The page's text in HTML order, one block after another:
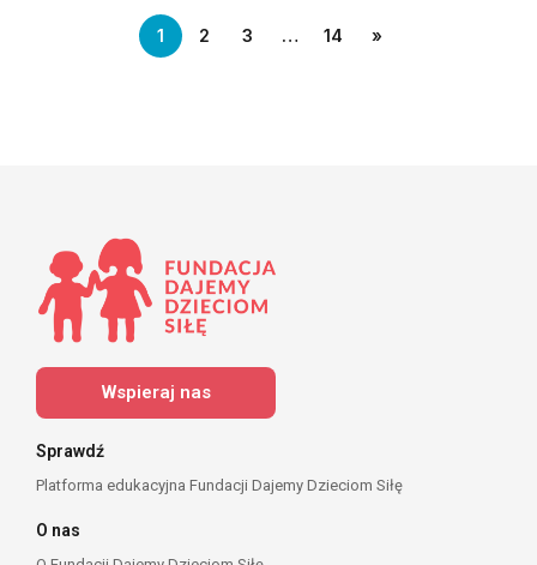
1 2 3 … 14 »
Wspieraj nas
Sprawdź
Platforma edukacyjna Fundacji Dajemy Dzieciom Siłę
O nas